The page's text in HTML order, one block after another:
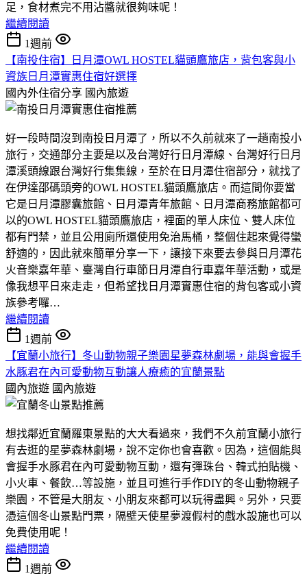
足，食材煮完不用沾醬就很夠味呢！
繼續閱讀
1週前
【南投住宿】日月潭OWL HOSTEL貓頭鷹旅店，背包客與小
資族日月潭實惠住宿好選擇
國內外住宿分享 國內旅遊
好一段時間沒到南投日月潭了，所以不久前就來了一趟南投小
旅行，交通部分主要是以及台灣好行日月潭線、台灣好行日月
潭溪頭線跟台灣好行集集線，至於在日月潭住宿部分，就找了
在伊達邵碼頭旁的OWL HOSTEL貓頭鷹旅店。而這間你要當
它是日月潭膠囊旅館、日月潭青年旅館、日月潭商務旅館都可
以的OWL HOSTEL貓頭鷹旅店，裡面的單人床位、雙人床位
都有門禁，並且公用廁所還使用免治馬桶，整個住起來覺得蠻
舒適的，因此就來簡單分享一下，讓接下來要去參與日月潭花
火音樂嘉年華、臺灣自行車節日月潭自行車嘉年華活動，或是
像我想平日來走走，但希望找日月潭實惠住宿的背包客或小資
族參考囉…
繼續閱讀
1週前
【宜蘭小旅行】冬山動物親子樂園星夢森林劇場，能與會握手
水豚君在內可愛動物互動讓人療癒的宜蘭景點
國內旅遊 國內旅遊
想找鄰近宜蘭羅東景點的大大看過來，我們不久前宜蘭小旅行
有去逛的星夢森林劇場，說不定你也會喜歡。因為，這個能與
會握手水豚君在內可愛動物互動，還有彈珠台、韓式拍貼機、
小火車、餐飲…等設施，並且可進行手作DIY的冬山動物親子
樂園，不管是大朋友、小朋友來都可以玩得盡興。另外，只要
憑這個冬山景點門票，隔壁天使星夢渡假村的戲水設施也可以
免費使用呢！
繼續閱讀
1週前